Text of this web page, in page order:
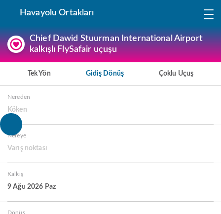
Havayolu Ortakları
Chief Dawid Stuurman International Airport
kalkışlı FlySafair uçuşu
Tek Yön Gidiş Dönüş Çoklu Uçuş
Nereden
Köken
Nereye
Varış noktası
Kalkış
9 Ağu 2026 Paz
Dönüş